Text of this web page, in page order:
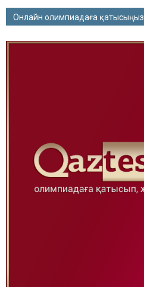
Онлайн олимпиадаға қатысыңыз